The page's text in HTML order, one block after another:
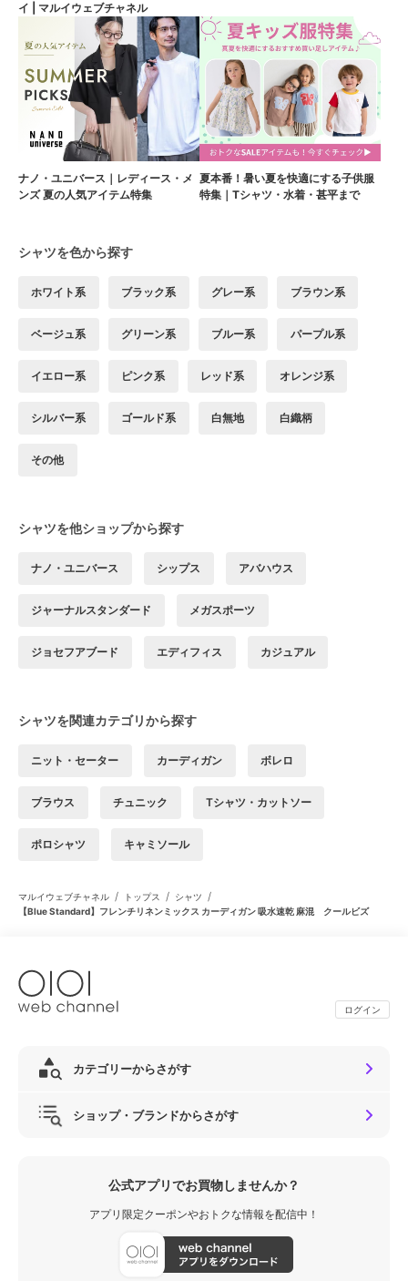
イ | マルイウェブチャネル
ナノ・ユニバース｜レディース・メ
ンズ 夏の人気アイテム特集
夏本番！暑い夏を快適にする子供服
特集｜Tシャツ・水着・甚平まで
シャツを色から探す
ホワイト系 ブラック系 グレー系 ブラウン系
ベージュ系 グリーン系 ブルー系 パープル系
イエロー系 ピンク系 レッド系 オレンジ系
シルバー系 ゴールド系 白無地 白織柄
その他
シャツを他ショップから探す
ナノ・ユニバース シップス アバハウス
ジャーナルスタンダード メガスポーツ
ジョセフアブード エディフィス カジュアル
シャツを関連カテゴリから探す
ニット・セーター カーディガン ボレロ
ブラウス チュニック Tシャツ・カットソー
ポロシャツ キャミソール
マルイウェブチャネル / トップス / シャツ /
【Blue Standard】フレンチリネンミックス カーディガン 吸水速乾 麻混 クールビズ
ログイン
カテゴリーからさがす
ショップ・ブランドからさがす
公式アプリでお買物しませんか？
アプリ限定クーポンやおトクな情報を配信中！